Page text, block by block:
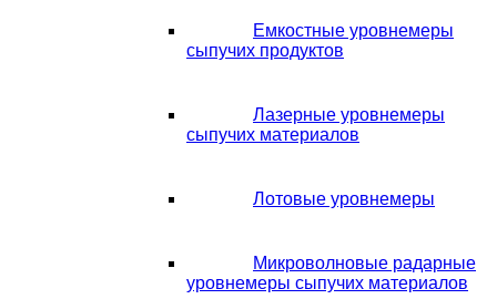
Емкостные уровнемеры
сыпучих продуктов
Лазерные уровнемеры
сыпучих материалов
Лотовые уровнемеры
Микроволновые радарные
уровнемеры сыпучих материалов